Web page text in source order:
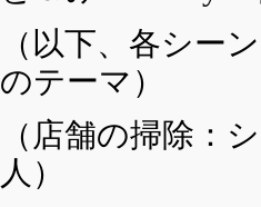
（以下、各シー
のテーマ）
（店舗の掃除：
人）